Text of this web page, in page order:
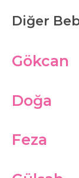
Diğer
Gökcan
Doğa
Feza